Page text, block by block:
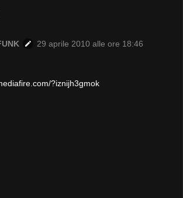
29 aprile 2010 alle ore 18:46
?iznijh3gmok